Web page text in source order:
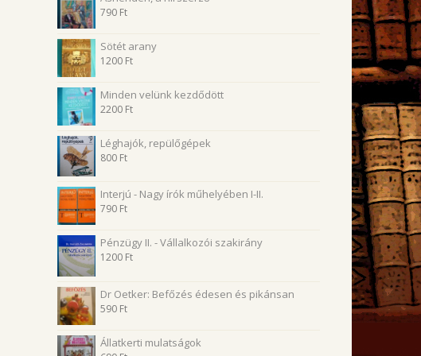
790 Ft
Sötét arany
1200 Ft
Minden velünk kezdődött
2200 Ft
Léghajók, repülőgépek
800 Ft
Interjú - Nagy írók műhelyében I-II.
790 Ft
Pénzügy II. - Vállalkozói szakirány
1200 Ft
Dr Oetker: Befőzés édesen és pikánsan
590 Ft
Állatkerti mulatságok